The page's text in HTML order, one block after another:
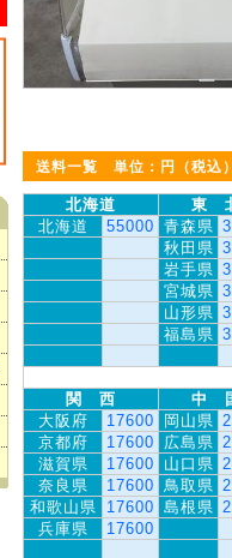
送料一覧 単位：円（税込
北海道
東
北海道
55000 青森県
秋田県
岩手県
宮城県
山形県
福島県
関 西
中
大阪府
17600 岡山県
京都府
17600 広島県
滋賀県
17600 山口県
奈良県
17600 鳥取県
和歌山県
17600 島根県
兵庫県
17600